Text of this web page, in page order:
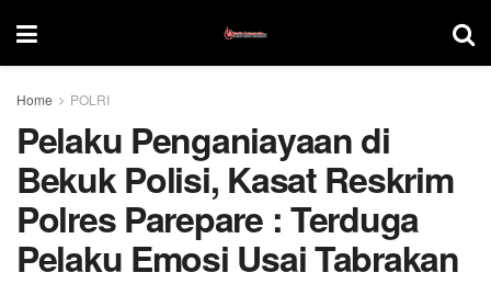
Home POLRI
Pelaku Penganiayaan di
Bekuk Polisi, Kasat Reskrim
Polres Parepare : Terduga
Pelaku Emosi Usai Tabrakan